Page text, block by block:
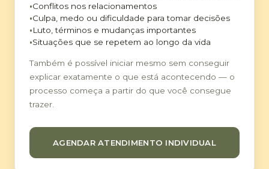
Conflitos nos relacionamentos
Culpa, medo ou dificuldade para tomar decisões
Luto, términos e mudanças importantes
Situações que se repetem ao longo da vida
Também é possível iniciar mesmo sem conseguir
explicar exatamente o que está acontecendo — o
processo começa a partir do que você consegue
trazer.
AGENDAR ATENDIMENTO INDIVIDUAL